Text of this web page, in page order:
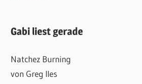
Gabi liest gerade
Natchez Burning
von Greg Iles